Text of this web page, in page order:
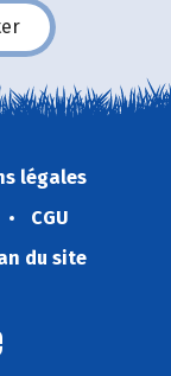
légales
CGU
du site